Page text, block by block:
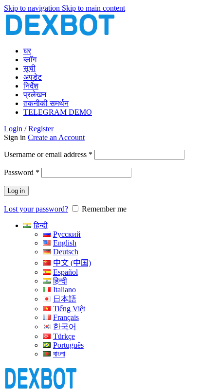
Skip to navigation Skip to main content
घर
ब्लॉग
सूची
अपडेट
निर्देश
प्रलेखन
तकनीकी समर्थन
TELEGRAM DEMO
Login / Register
Sign in Create an Account
Username or email address *
Password *
Log in
Lost your password?
Remember me
हिन्दी
Русский
English
Deutsch
中文 (中国)
Español
हिन्दी
Italiano
日本語
Tiếng Việt
Français
한국어
Türkçe
Português
বাংলা